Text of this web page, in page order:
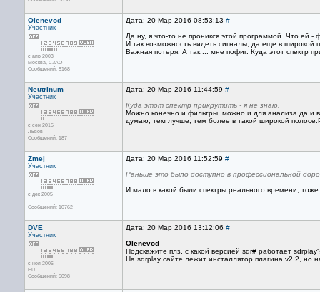
Olenevod
Участник
с апр 2003
Москва, СЗАО
Сообщений: 8168
Дата: 20 Мар 2016 08:53:13 #
Да ну, я что-то не проникся этой программой. Что ей -
И так возможность видеть сигналы, да еще в
Важная потеря. А так.... мне пофиг. Куда этот спектр
Neutrinum
Участник
с сен 2015
Львов
Сообщений: 187
Дата: 20 Мар 2016 11:44:59 #
Куда этот спектр прикрутить - я не знаю.
Можно конечно и фильтры, можно и для анализа да и
думаю, тем лучше, тем более в такой широкой
Zmej
Участник
с дек 2005
...
Сообщений: 10762
Дата: 20 Мар 2016 11:52:59 #
Раньше это было доступно в профессиональной
И мало в какой были спектры реального времени,
DVE
Участник
с ноя 2006
EU
Сообщений: 5098
Дата: 20 Мар 2016 13:12:06 #
Olenevod
Подскажите плз, с какой версией sdr# работает
На sdrplay сайте лежит инсталлятор плагина v2.2, но